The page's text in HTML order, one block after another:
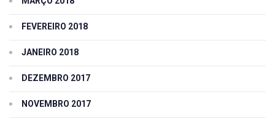
FEVEREIRO 2018
JANEIRO 2018
DEZEMBRO 2017
NOVEMBRO 2017